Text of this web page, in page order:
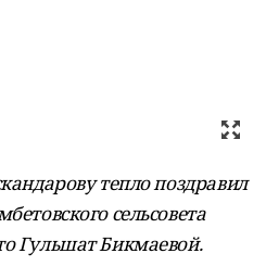
тепло поздравил
сельсовета
Гульшат Бикмаевой.